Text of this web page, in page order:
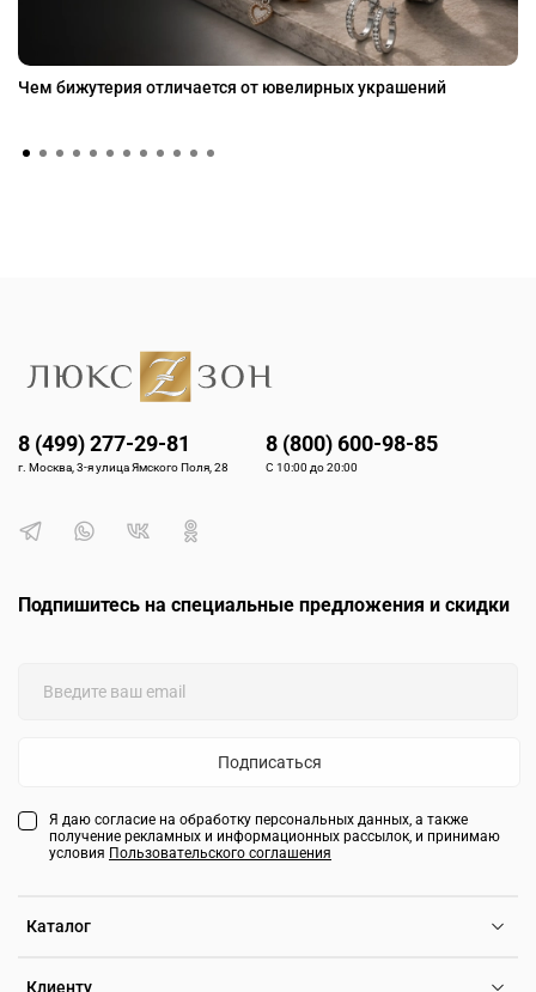
Чем бижутерия отличается от ювелирных украшений
Каталог
Клиенту
Подпишитесь на специальные предложения и скидки
Подписаться
Я даю согласие на обработку персональных данных, а также
получение рекламных и информационных рассылок, и принимаю
условия Пользовательского соглашения
8 (499) 277-29-81
г. Москва, 3-я улица Ямского Поля, 28
8 (800) 600-98-85
С 10:00 до 20:00